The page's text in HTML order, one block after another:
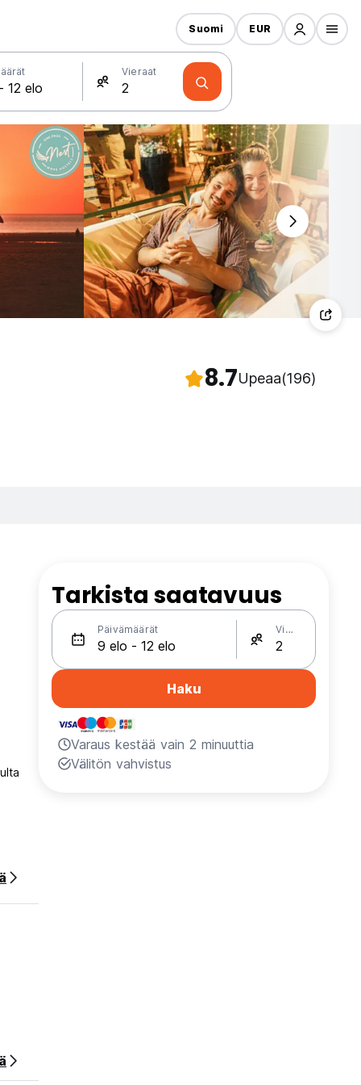
Vieraat
Suomi EUR
8.7Upeaa(196)
Tarkista saatavuus
Päivämäärät Vieraat
Haku
Varaus kestää vain 2 minuuttia
Välitön vahvistus